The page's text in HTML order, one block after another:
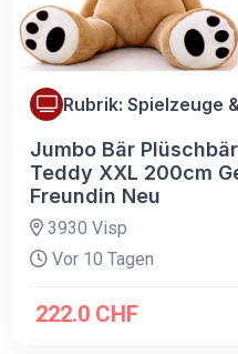
Rubrik: Spielzeuge
Jumbo Bär
Teddy XXL 200cm
Freundin Neu
3930 Visp
Vor 10 Tagen
222.0 CHF